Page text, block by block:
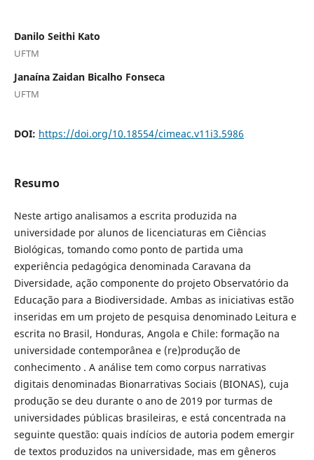
Danilo Seithi Kato
UFTM
Janaína Zaidan Bicalho Fonseca
UFTM
DOI: https://doi.org/10.18554/cimeac.v11i3.5986
Resumo
Neste artigo analisamos a escrita produzida na
universidade por alunos de licenciaturas em Ciências
Biológicas, tomando como ponto de partida uma
experiência pedagógica denominada Caravana da
Diversidade, ação componente do projeto Observatório da
Educação para a Biodiversidade. Ambas as iniciativas estão
inseridas em um projeto de pesquisa denominado Leitura e
escrita no Brasil, Honduras, Angola e Chile: formação na
universidade contemporânea e (re)produção de
conhecimento . A análise tem como corpus narrativas
digitais denominadas Bionarrativas Sociais (BIONAS), cuja
produção se deu durante o ano de 2019 por turmas de
universidades públicas brasileiras, e está concentrada na
seguinte questão: quais indícios de autoria podem emergir
de textos produzidos na universidade, mas em gêneros